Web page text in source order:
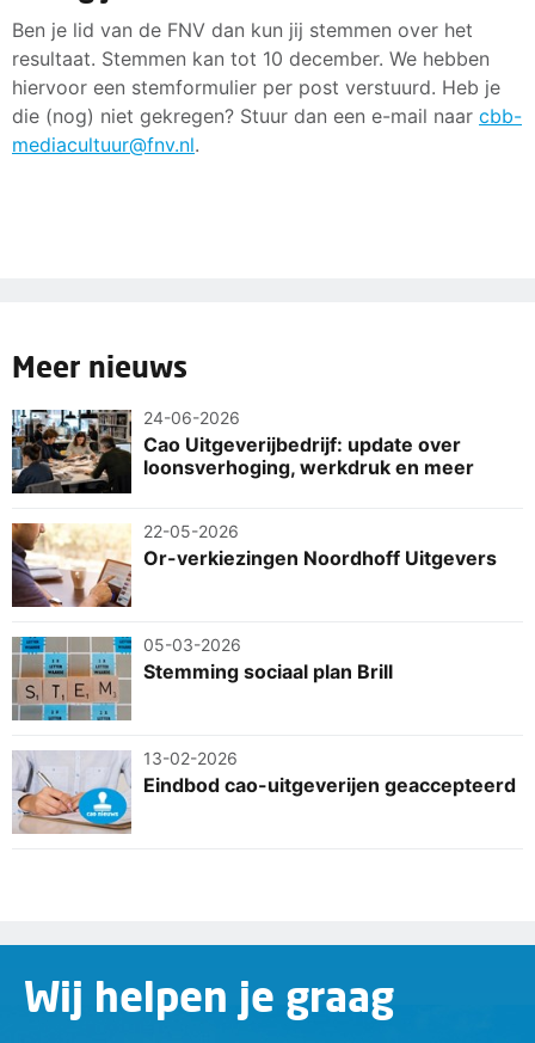
Ben je lid van de FNV dan kun jij stemmen over het
resultaat. Stemmen kan tot 10 december. We hebben
hiervoor een stemformulier per post verstuurd. Heb je
die (nog) niet gekregen? Stuur dan een e-mail naar cbb-
mediacultuur@fnv.nl.
Meer nieuws
24-06-2026
Cao Uitgeverijbedrijf: update over
loonsverhoging, werkdruk en meer
22-05-2026
Or-verkiezingen Noordhoff Uitgevers
05-03-2026
Stemming sociaal plan Brill
13-02-2026
Eindbod cao-uitgeverijen geaccepteerd
Wij helpen je graag